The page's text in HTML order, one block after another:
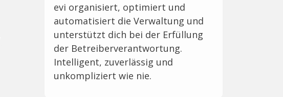
evi organisiert, optimiert und
automatisiert die Verwaltung und
unterstützt dich bei der Erfüllung
der Betreiberverantwortung.
Intelligent, zuverlässig und
unkompliziert wie nie.